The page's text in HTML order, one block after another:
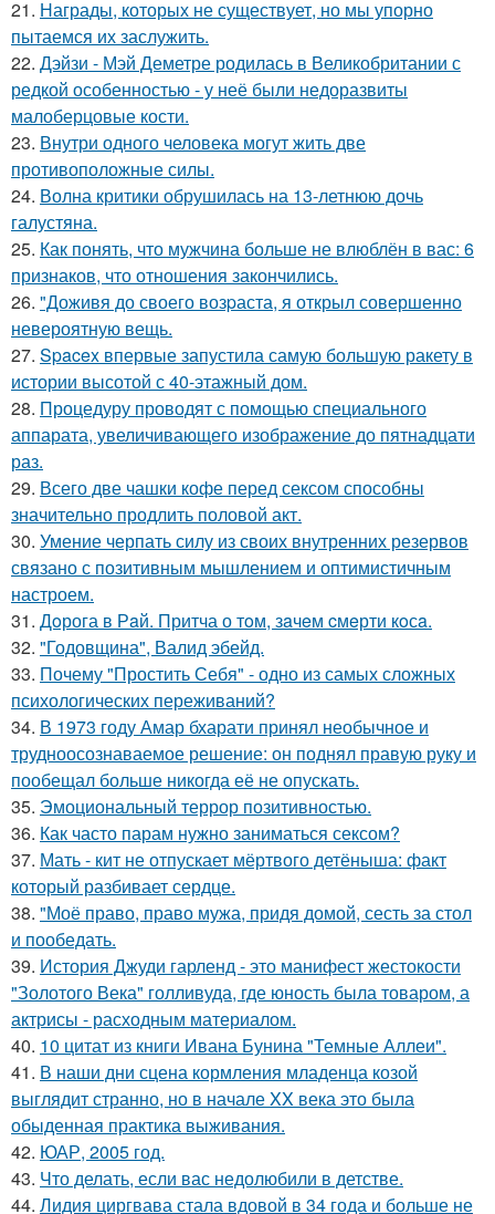
21. Награды, которых не существует, но мы упорно
пытаемся их заслужить.
22. Дэйзи - Мэй Деметре родилась в Великобритании с
редкой особенностью - у неё были недоразвиты
малоберцовые кости.
23. Внутри одного человека могут жить две
противоположные силы.
24. Волна критики обрушилась на 13-летнюю дочь
галустяна.
25. Как понять, что мужчина больше не влюблён в вас: 6
признаков, что отношения закончились.
26. "Доживя до своего возpаста, я открыл совершенно
невероятную вещь.
27. Spacex впервые запустила самую большую ракету в
истории высотой с 40-этажный дом.
28. Процедуру проводят с помощью специального
аппарата, увеличивающего изображение до пятнадцати
раз.
29. Всего две чашки кофе перед сексом способны
значительно продлить половой акт.
30. Умение черпать силу из своих внутренних резервов
связано с позитивным мышлением и оптимистичным
настроем.
31. Дoрога в Рaй. Притча о тoм, зaчeм cмeрти кoсa.
32. "Годовщина", Валид эбейд.
33. Почему "Простить Себя" - одно из самых сложных
психологических переживаний?
34. В 1973 году Амар бхарати принял необычное и
трудноосознаваемое решение: он поднял правую руку и
пообещал больше никогда её не опускать.
35. Эмоциональный террор позитивностью.
36. Как часто парам нужно заниматься сексом?
37. Мать - кит не отпускает мёртвого детёныша: факт
который разбивает сердце.
38. "Моё право, право мужа, придя домой, сесть за стол
и пообедать.
39. История Джуди гарленд - это манифест жестокости
"Золотого Века" голливуда, где юность была товаром, а
актрисы - расходным материалом.
40. 10 цитат из книги Ивана Бунина "Темные Аллеи".
41. В наши дни сцена кормления младенца козой
выглядит странно, но в начале XX века это была
обыденная практика выживания.
42. ЮАР, 2005 год.
43. Что делать, если вас недолюбили в детстве.
44. Лидия циргвава стала вдовой в 34 года и больше не